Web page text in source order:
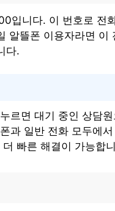
입니다. 이 번호로 전
알뜰폰 이용자라면 이
다.
르면 대기 중인 상담
과 일반 전화 모두에
빠른 해결이 가능합